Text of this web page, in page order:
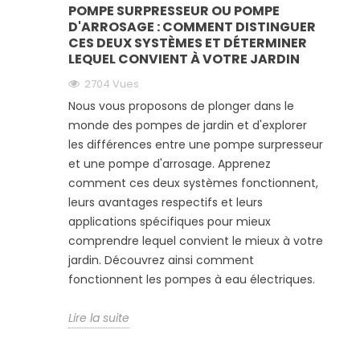
POMPE SURPRESSEUR OU POMPE
D'ARROSAGE : COMMENT DISTINGUER
CES DEUX SYSTÈMES ET DÉTERMINER
LEQUEL CONVIENT À VOTRE JARDIN
2704 Vues
Nous vous proposons de plonger dans le
monde des pompes de jardin et d'explorer
les différences entre une pompe surpresseur
et une pompe d'arrosage. Apprenez
comment ces deux systèmes fonctionnent,
leurs avantages respectifs et leurs
applications spécifiques pour mieux
comprendre lequel convient le mieux à votre
jardin. Découvrez ainsi comment
fonctionnent les pompes à eau électriques.
Lire la suite